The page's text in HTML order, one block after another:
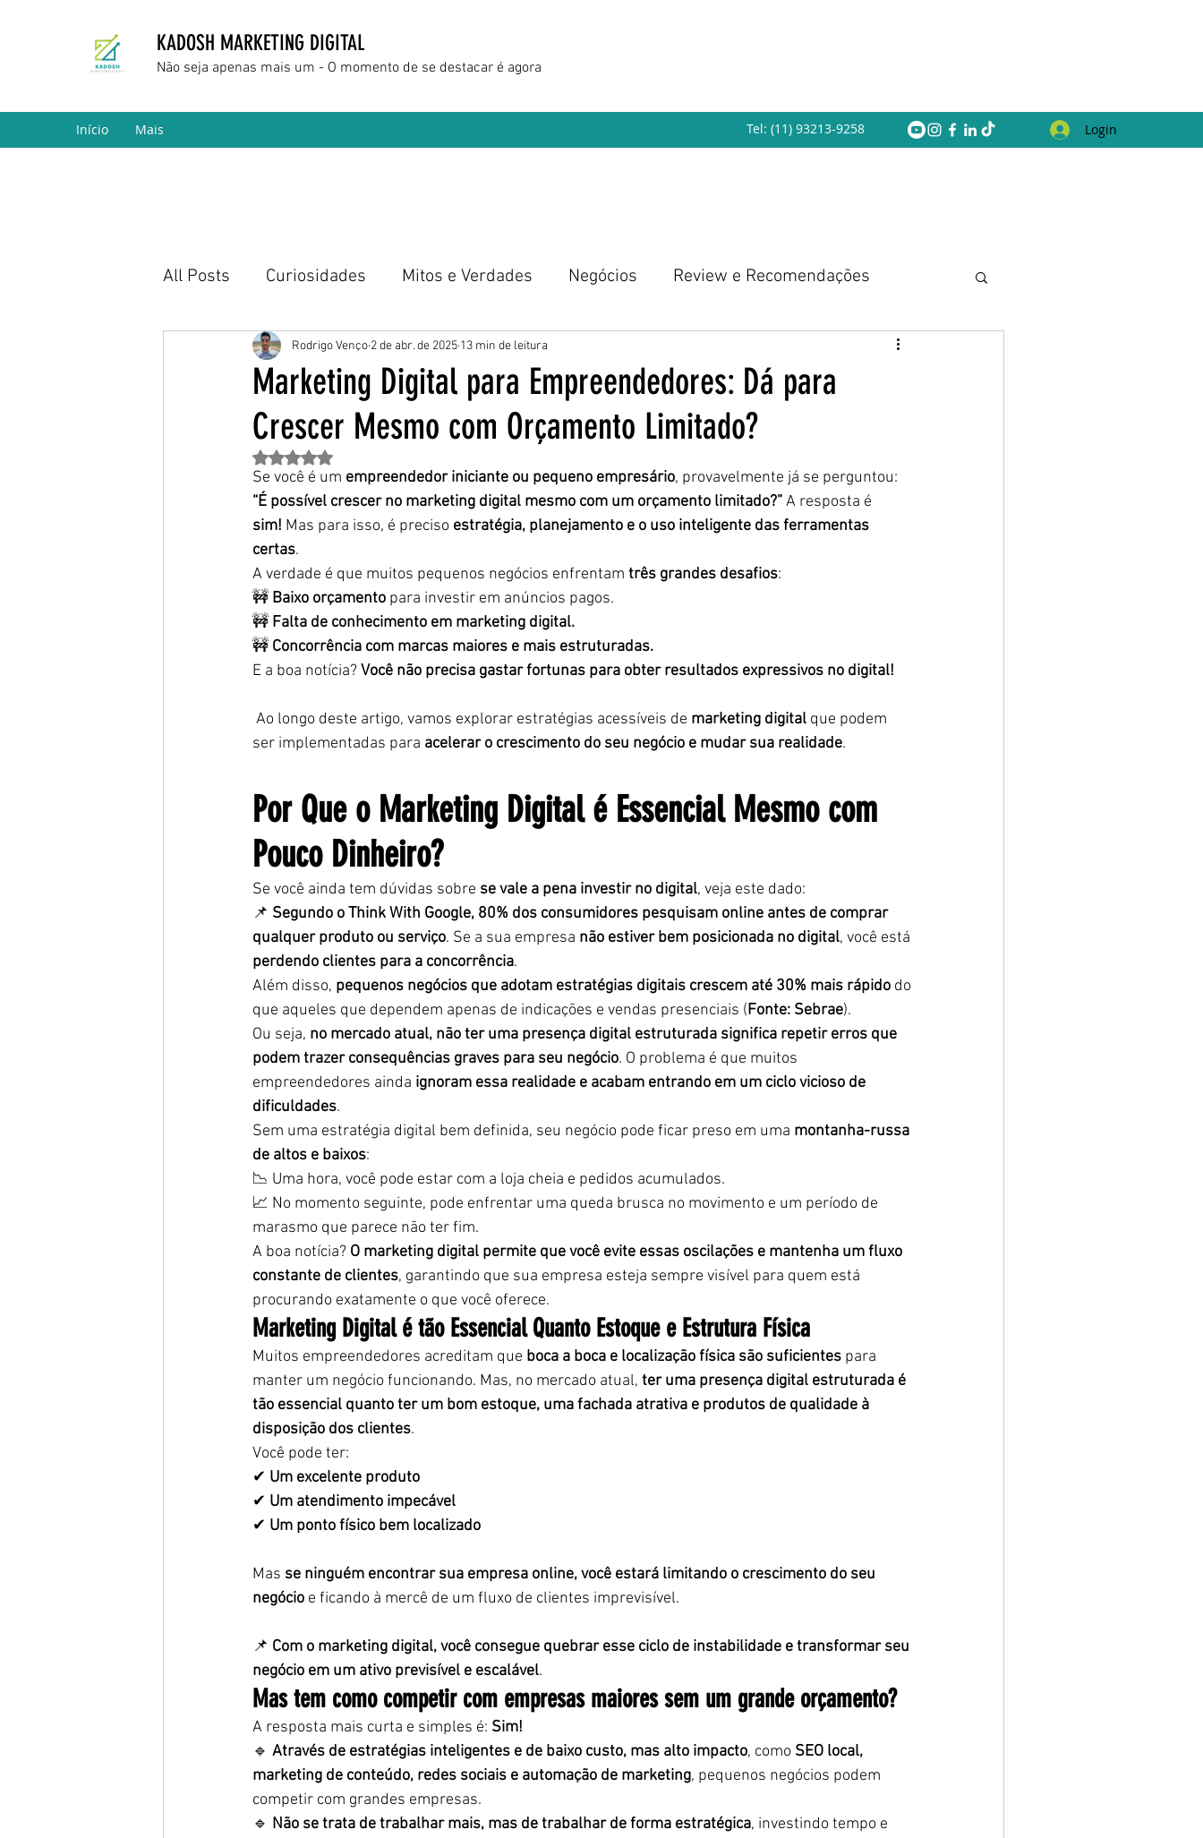
KADOSH MARKETING DIGITAL
Não seja apenas mais um - O momento de se destacar é agora
Início Mais Tel: (11) 93213-9258 Login
All Posts Curiosidades Mitos e Verdades Negócios Review e Recomendações
Marketing Digital Empreendedorismo
Marketing Digital para Empreendedores: Dá para
Crescer Mesmo com Orçamento Limitado?
Rodrigo Venço 2 de abr. de 2025 13 min de leitura
Avaliado com NaN de 5 estrelas.
Se você é um empreendedor iniciante ou pequeno empresário, provavelmente já se perguntou:
“É possível crescer no marketing digital mesmo com um orçamento limitado?” A resposta é
sim! Mas para isso, é preciso estratégia, planejamento e o uso inteligente das ferramentas
certas.
A verdade é que muitos pequenos negócios enfrentam três grandes desafios:
🚧 Baixo orçamento para investir em anúncios pagos.
🚧 Falta de conhecimento em marketing digital.
🚧 Concorrência com marcas maiores e mais estruturadas.
E a boa notícia? Você não precisa gastar fortunas para obter resultados expressivos no digital!
Ao longo deste artigo, vamos explorar estratégias acessíveis de marketing digital que podem
ser implementadas para acelerar o crescimento do seu negócio e mudar sua realidade.
Por Que o Marketing Digital é Essencial Mesmo com
Pouco Dinheiro?
Se você ainda tem dúvidas sobre se vale a pena investir no digital, veja este dado:
📌 Segundo o Think With Google, 80% dos consumidores pesquisam online antes de comprar
qualquer produto ou serviço. Se a sua empresa não estiver bem posicionada no digital, você está
perdendo clientes para a concorrência.
Além disso, pequenos negócios que adotam estratégias digitais crescem até 30% mais rápido do
que aqueles que dependem apenas de indicações e vendas presenciais (Fonte: Sebrae).
Ou seja, no mercado atual, não ter uma presença digital estruturada significa repetir erros que
podem trazer consequências graves para seu negócio. O problema é que muitos
empreendedores ainda ignoram essa realidade e acabam entrando em um ciclo vicioso de
dificuldades.
Sem uma estratégia digital bem definida, seu negócio pode ficar preso em uma montanha-russa
de altos e baixos:
📉 Uma hora, você pode estar com a loja cheia e pedidos acumulados.
📈 No momento seguinte, pode enfrentar uma queda brusca no movimento e um período de
marasmo que parece não ter fim.
A boa notícia? O marketing digital permite que você evite essas oscilações e mantenha um fluxo
constante de clientes, garantindo que sua empresa esteja sempre visível para quem está
procurando exatamente o que você oferece.
Marketing Digital é tão Essencial Quanto Estoque e Estrutura Física
Muitos empreendedores acreditam que boca a boca e localização física são suficientes para
manter um negócio funcionando. Mas, no mercado atual, ter uma presença digital estruturada é
tão essencial quanto ter um bom estoque, uma fachada atrativa e produtos de qualidade à
disposição dos clientes.
Você pode ter:
✔ Um excelente produto
✔ Um atendimento impecável
✔ Um ponto físico bem localizado
Mas se ninguém encontrar sua empresa online, você estará limitando o crescimento do seu
negócio e ficando à mercê de um fluxo de clientes imprevisível.
📌 Com o marketing digital, você consegue quebrar esse ciclo de instabilidade e transformar seu
negócio em um ativo previsível e escalável.
Mas tem como competir com empresas maiores sem um grande orçamento?
A resposta mais curta e simples é: Sim!
🔹 Através de estratégias inteligentes e de baixo custo, mas alto impacto, como SEO local,
marketing de conteúdo, redes sociais e automação de marketing, pequenos negócios podem
competir com grandes empresas.
🔹 Não se trata de trabalhar mais, mas de trabalhar de forma estratégica, investindo tempo e